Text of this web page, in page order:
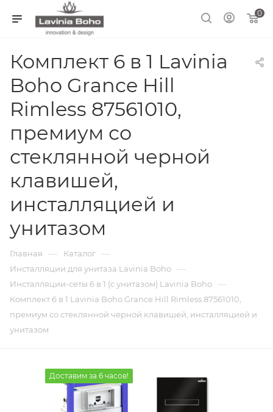
0
Комплект 6 в 1 Lavinia
Boho Grance Hill
Rimless 87561010,
премиум со
стеклянной черной
клавишей,
инсталляцией и
унитазом
Главная — Каталог —
Инсталляции для унитаза Lavinia Boho —
Инсталляции-сеты 6 в 1 (с унитазом) Lavinia Boho —
Комплект 6 в 1 Lavinia Boho Grance Hill Rimless 87561010,
премиум со стеклянной черной клавишей, инсталляцией и
унитазом
Доставим за 6 часов!